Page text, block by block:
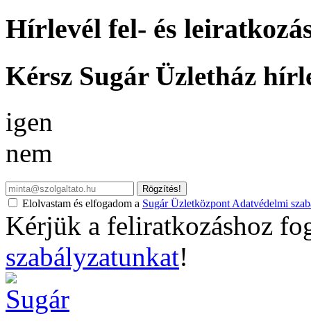
Hírlevél fel- és
Kérsz Sugár Üzletház
igen
nem
Rögzítés!
Elolvastam és elfogadom a Sugár Üzletközpont Adatvédelmi
Kérjük a feliratkozáshoz
szabályzatunkat!